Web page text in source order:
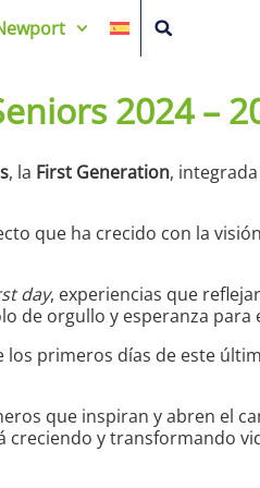
2024 –
, la First Generation,
que ha crecido con la
day, experiencias que
de orgullo y esperanza para
primeros días de este
que inspiran y abren el
creciendo y transformando